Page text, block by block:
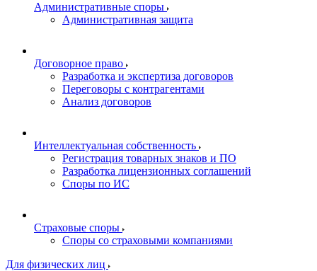
Административные споры
Административная защита
Договорное право
Разработка и экспертиза договоров
Переговоры с контрагентами
Анализ договоров
Интеллектуальная собственность
Регистрация товарных знаков и ПО
Разработка лицензионных соглашений
Споры по ИС
Страховые споры
Споры со страховыми компаниями
Для физических лиц